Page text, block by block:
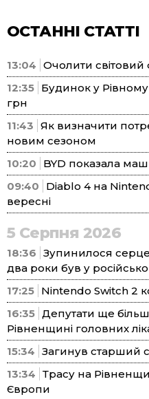
ОСТАННІ СТАТТІ
13:04 Очолити
12:35 Будинок у
грн
11:43 Як визначити
новим сезоном
10:20
BYD показала
09:40
Diablo 4 на
вересні
5 Серпня 2026
18:36 Зупинилося
два роки був у
17:25 Nintendo Switch 2
16:35 Депутати ще
Рівненщині головних
15:34 Загинув старший
13:34 Трасу на
Європи